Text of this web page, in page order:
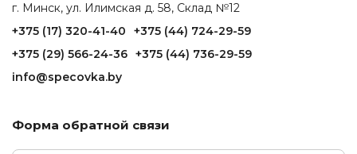
Форма обратной связи
г. Минск, ул. Илимская д. 58, Склад №12
+375 (17) 320-41-40
+375 (44) 724-29-59
+375 (29) 566-24-36 +375 (44) 736-29-59
info@specovka.by